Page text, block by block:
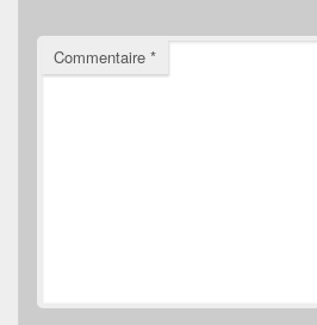
Commentaire *